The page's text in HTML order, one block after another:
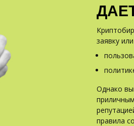
заявку
Однако
правила